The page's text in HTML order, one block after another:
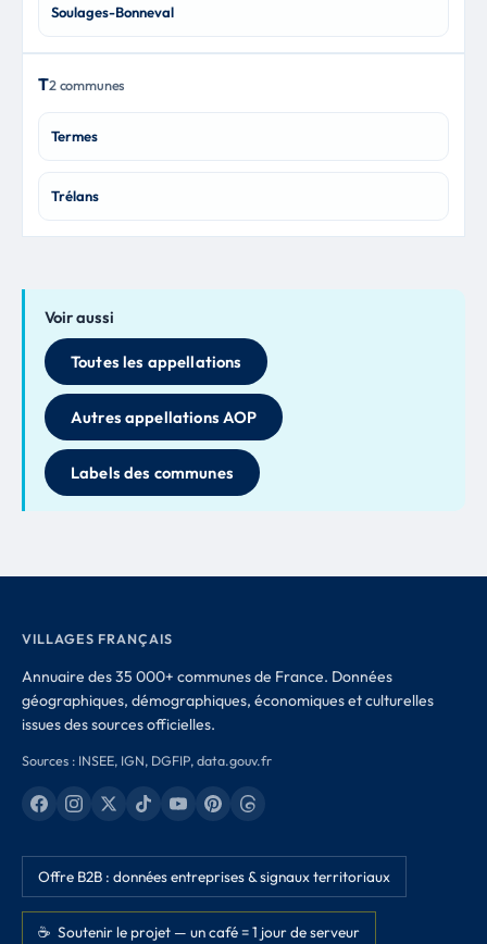
Soulages-Bonneval
T2 communes
Termes
Trélans
Voir aussi
Toutes les appellations
Autres appellations AOP
Labels des communes
VILLAGES FRANÇAIS
Annuaire des 35 000+ communes de France. Données
géographiques, démographiques, économiques et culturelles
issues des sources officielles.
Sources : INSEE, IGN, DGFIP, data.gouv.fr
Offre B2B : données entreprises & signaux territoriaux
☕ Soutenir le projet — un café = 1 jour de serveur